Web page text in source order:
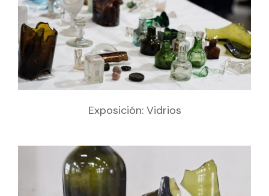
Exposición: Vidrios